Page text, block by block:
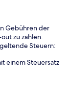
Gebühren der
zu zahlen.
Steuern:
einem Steuersatz